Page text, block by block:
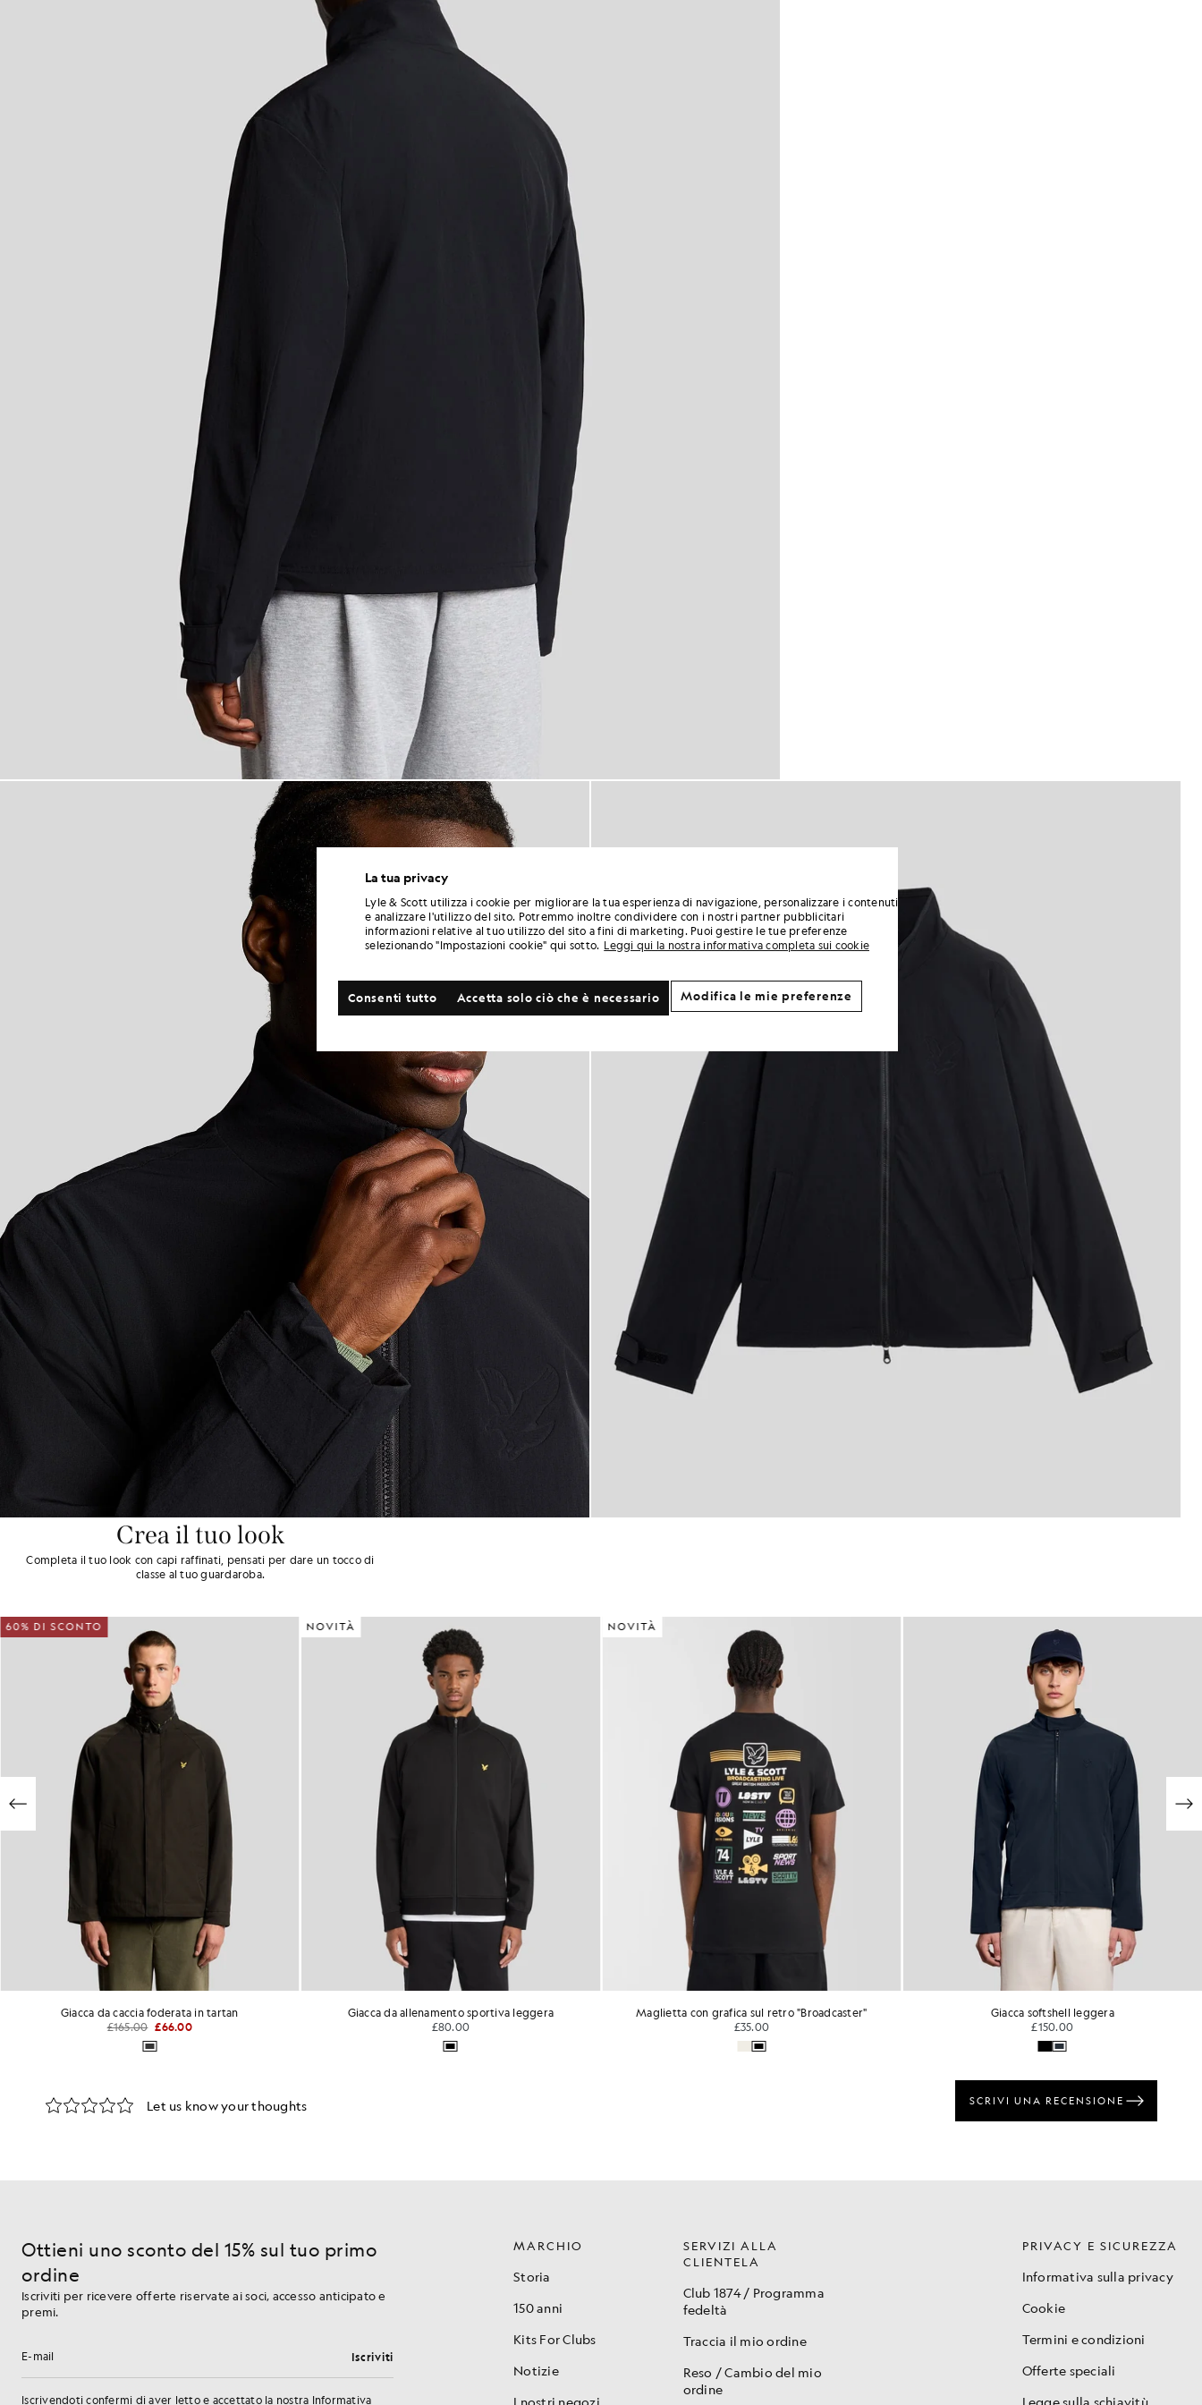
Uomo con giacca a vento Keyline in nero corvino
Crea il tuo look
Completa il tuo look con capi raffinati, pensati per dare un tocco di
classe al tuo guardaroba.
60% DI SCONTO
Giacca da caccia foderata in tartan
£165.00 £66.00
NOVITÀ
Giacca da allenamento sportiva leggera
£80.00
NOVITÀ
Maglietta con grafica sul retro "Broadcaster"
£35.00
Giacca softshell leggera
£150.00
Ottieni uno sconto del 15% sul tuo primo
ordine
Iscriviti per ricevere offerte riservate ai soci, accesso anticipato e
premi.
Indirizzo e-mail Iscriviti
Iscrivendoti confermi di aver letto e accettato la nostra Informativa
MARCHIO
Storia
150 anni
Kits For Clubs
Notizie
SERVIZI ALLA
CLIENTELA
Club 1874 / Programma
fedeltà
Traccia il mio ordine
Reso / Cambio del mio
ordine
PRIVACY E SICUREZZA
Informativa sulla privacy
Cookie
Termini e condizioni
Offerte speciali
La tua privacy
Lyle & Scott utilizza i cookie per migliorare la tua esperienza di navigazione, personalizzare i contenuti
e analizzare l'utilizzo del sito. Potremmo inoltre condividere con i nostri partner pubblicitari
informazioni relative al tuo utilizzo del sito a fini di marketing. Puoi gestire le tue preferenze
selezionando "Impostazioni cookie" qui sotto. Leggi qui la nostra informativa completa sui cookie
Accetta solo ciò che è necessario
Consenti tutto Modifica le mie preferenze